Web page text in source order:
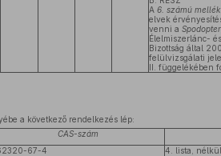
A 6. számú
elvek
venni a
Élelmiszerlánc-
Bizottság által
felülvizsgálati
II. függelékében
a következő rendelkezés lép:
CAS-szám
67-4 4. lista,